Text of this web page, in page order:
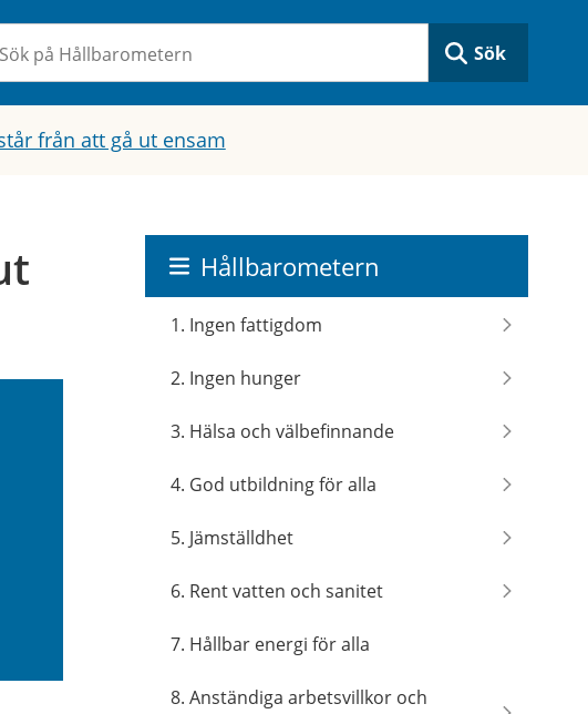
Sök
från att gå ut ensam
Hållbarometern
1. Ingen fattigdom
2. Ingen hunger
3. Hälsa och välbefinnande
4. God utbildning för alla
5. Jämställdhet
6. Rent vatten och sanitet
7. Hållbar energi för alla
8. Anständiga arbetsvillkor och